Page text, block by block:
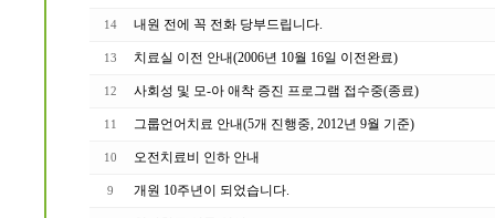
14 내원 전에 꼭 전화 당부드립니다.
13 치료실 이전 안내(2006년 10월 16일 이전완료)
12 사회성 및 모-아 애착 증진 프로그램 접수중(종료)
11 그룹언어치료 안내(5개 진행중, 2012년 9월 기준)
10 오전치료비 인하 안내
9 개원 10주년이 되었습니다.